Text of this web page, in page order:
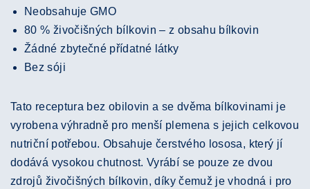
Neobsahuje GMO
80 % živočišných bílkovin – z obsahu bílkovin
Žádné zbytečné přídatné látky
Bez sóji
Tato receptura bez obilovin a se dvěma bílkovinami je
vyrobena výhradně pro menší plemena s jejich celkovou
nutriční potřebou. Obsahuje čerstvého lososa, který jí
dodává vysokou chutnost. Vyrábí se pouze ze dvou
zdrojů živočišných bílkovin, díky čemuž je vhodná i pro